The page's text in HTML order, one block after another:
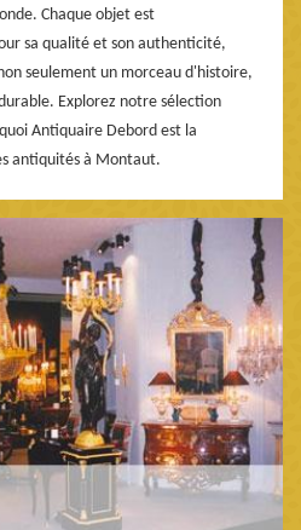
Chaque objet est
sa qualité et son authenticité,
seulement un morceau d'histoire,
Explorez notre sélection
Antiquaire Debord est la
antiquités à Montaut.